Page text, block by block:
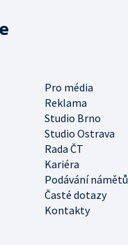
Pro média
Reklama
Studio Brno
Studio Ostrava
Rada ČT
Kariéra
Podávání námětů
Časté dotazy
Kontakty